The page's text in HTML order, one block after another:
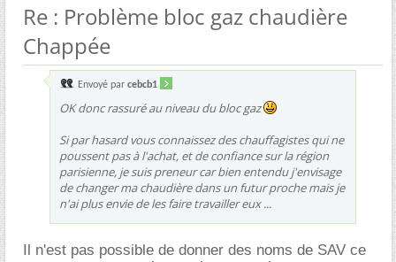
Re : Problème bloc gaz chaudière
Chappée
Envoyé par cebcb1
OK donc rassuré au niveau du bloc gaz
Si par hasard vous connaissez des chauffagistes qui ne
poussent pas à l'achat, et de confiance sur la région
parisienne, je suis preneur car bien entendu j'envisage
de changer ma chaudière dans un futur proche mais je
n'ai plus envie de les faire travailler eux ...
Il n'est pas possible de donner des noms de SAV ce